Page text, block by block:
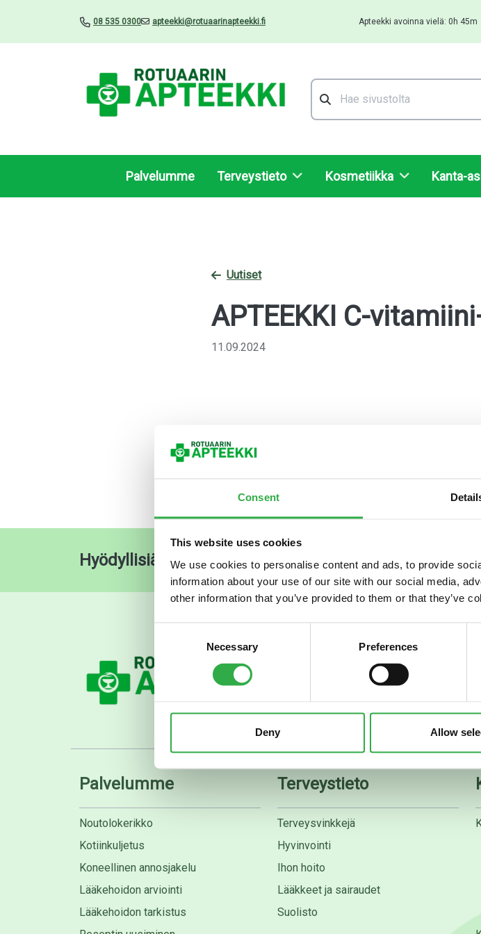
Consent
This website uses cookies
We use cookies to personalise content and ads, to provide
information about your use of our site with our social media,
other information that you’ve provided to them or that they’ve
Necessary Preferences
Deny Allow
08 535 0300 apteekki@rotuaarinapteekki.fi Apteekki avoinna vielä: 0h 45m
Hae
Palvelumme Terveystieto Kosmetiikka Kanta-
Uutiset
APTEEKKI C-
11.09.2024
Hyödyllisiä pikalinkkejä OmaKanta OmaOlo
08 535 0300
Palvelumme
Noutolokerikko
Kotiinkuljetus
Koneellinen annosjakelu
Lääkehoidon arviointi
Lääkehoidon tarkistus
Terveystieto
Terveysvinkkejä
Hyvinvointi
Ihon hoito
Lääkkeet ja sairaudet
Suolisto